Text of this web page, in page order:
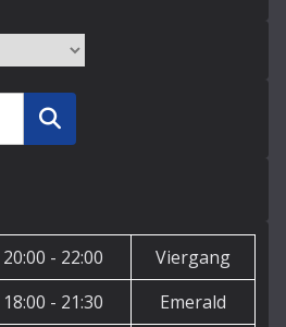
Zoeken
20:00 - 22:00
Viergang
18:00 - 21:30
Emerald